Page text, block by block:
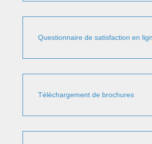
Questionnaire de satisfaction en
Téléchargement de brochures